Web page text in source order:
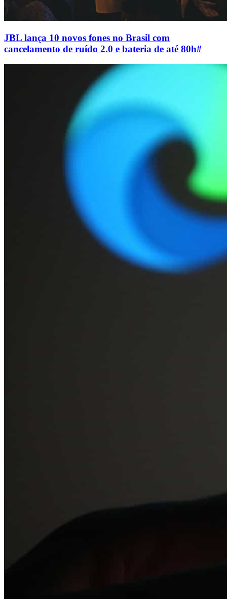
JBL lança 10 novos fones no Brasil com
cancelamento de ruído 2.0 e bateria de até 80h#